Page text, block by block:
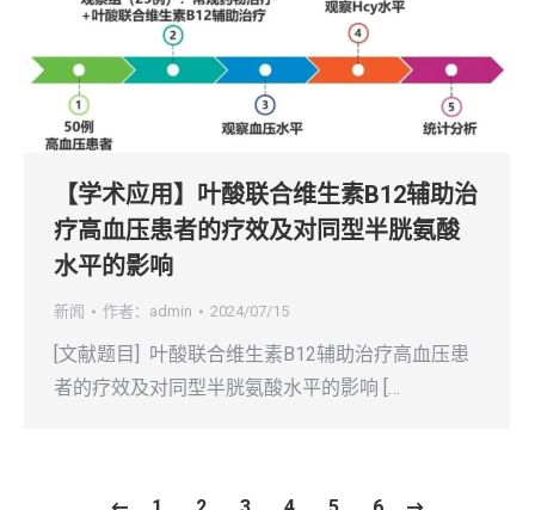
【学术应用】叶酸联合维生素B12辅助治
疗高血压患者的疗效及对同型半胱氨酸
水平的影响
新闻 作者： admin 2024/07/15
[文献题目] 叶酸联合维生素B12辅助治疗高血压患
者的疗效及对同型半胱氨酸水平的影响 […